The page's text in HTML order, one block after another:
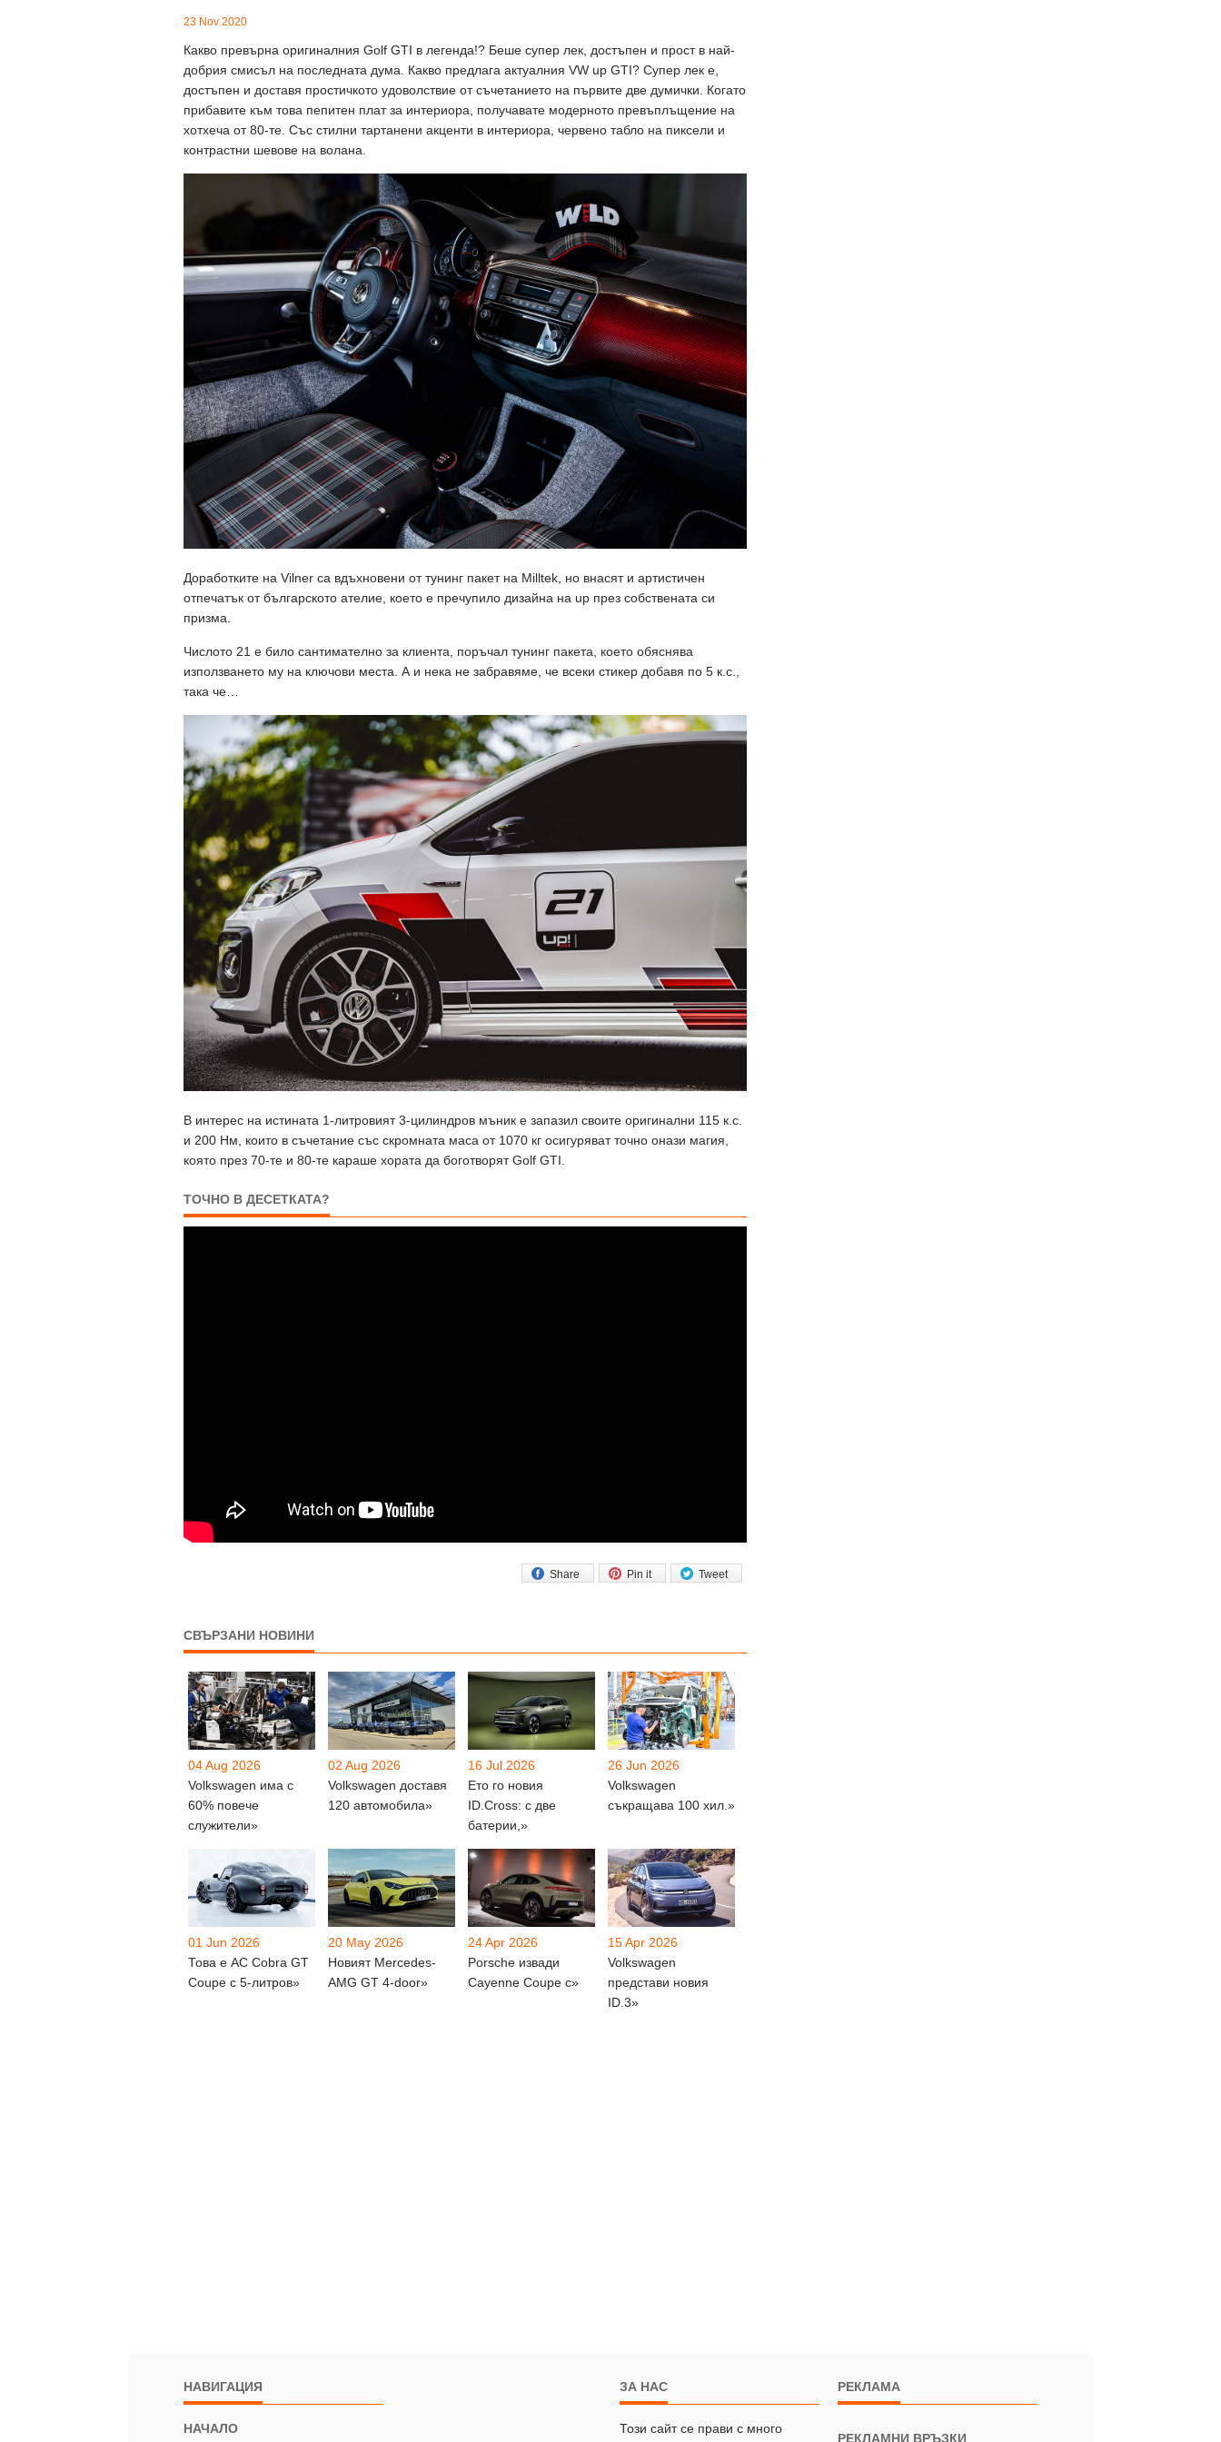
23 Nov 2020
Какво превърна оригиналния Golf GTI в легенда!? Беше супер лек, достъпен и прост в най-
добрия смисъл на последната дума. Какво предлага актуалния VW up GTI? Супер лек е,
достъпен и доставя простичкото удоволствие от съчетанието на първите две думички. Когато
прибавите към това пепитен плат за интериора, получавате модерното превъплъщение на
хотхеча от 80-те. Със стилни тартанени акценти в интериора, червено табло на пиксели и
контрастни шевове на волана.
Доработките на Vilner са вдъхновени от тунинг пакет на Milltek, но внасят и артистичен
отпечатък от българското ателие, което е пречупило дизайна на up през собствената си
призма.
Числото 21 е било сантимателно за клиента, поръчал тунинг пакета, което обяснява
използването му на ключови места. А и нека не забравяме, че всеки стикер добавя по 5 к.с.,
така че…
В интерес на истината 1-литровият 3-цилиндров мъник е запазил своите оригинални 115 к.с.
и 200 Нм, които в съчетание със скромната маса от 1070 кг осигуряват точно онази магия,
която през 70-те и 80-те караше хората да боготворят Golf GTI.
ТОЧНО В ДЕСЕТКАТА?
Tweet
Pin it
Share
СВЪРЗАНИ НОВИНИ
04 Aug 2026
Volkswagen има с
60% повече
служители»
02 Aug 2026
Volkswagen доставя
120 автомобила»
16 Jul 2026
Ето го новия
ID.Cross: с две
батерии,»
26 Jun 2026
Volkswagen
съкращава 100 хил.»
01 Jun 2026
Това е AC Cobra GT
Coupe с 5-литров»
20 May 2026
Новият Mercedes-
AMG GT 4-door»
24 Apr 2026
Porsche извади
Cayenne Coupe с»
15 Apr 2026
Volkswagen
представи новия
ID.3»
НАВИГАЦИЯ
НАЧАЛО
ЗА НАС
Този сайт се прави с много
РЕКЛАМА
РЕКЛАМНИ ВРЪЗКИ